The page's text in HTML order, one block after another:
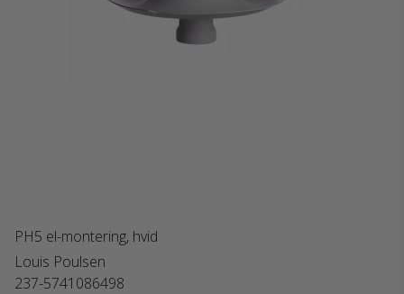
PH5 el-montering, hvid
Louis Poulsen
237-5741086498